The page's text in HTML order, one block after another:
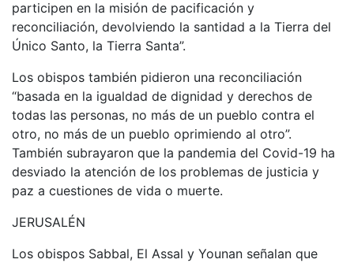
participen en la misión de pacificación y
reconciliación, devolviendo la santidad a la Tierra del
Único Santo, la Tierra Santa”.
Los obispos también pidieron una reconciliación
“basada en la igualdad de dignidad y derechos de
todas las personas, no más de un pueblo contra el
otro, no más de un pueblo oprimiendo al otro”.
También subrayaron que la pandemia del Covid-19 ha
desviado la atención de los problemas de justicia y
paz a cuestiones de vida o muerte.
JERUSALÉN
Los obispos Sabbal, El Assal y Younan señalan que